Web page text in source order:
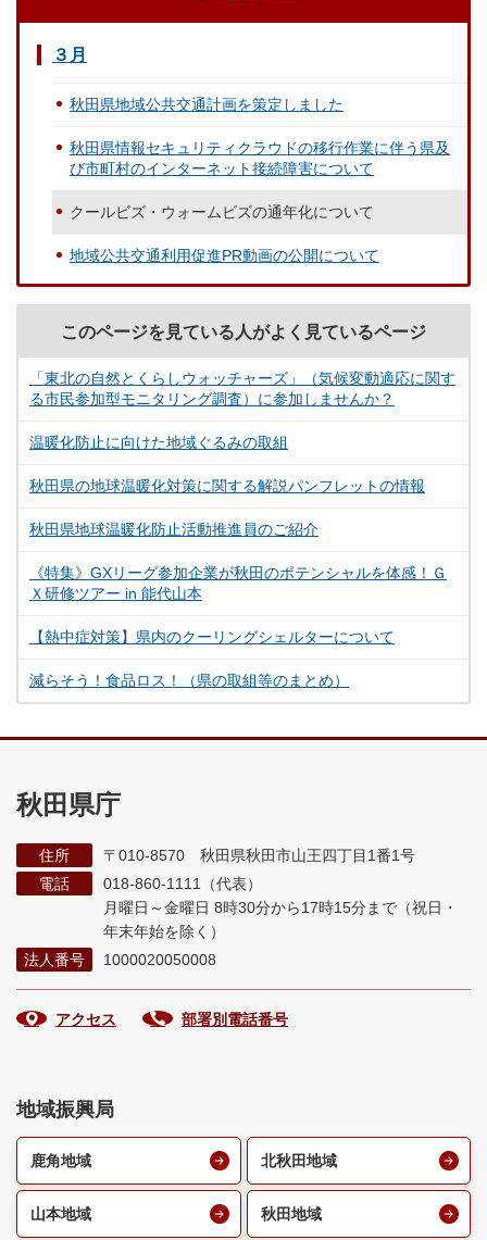
３月
秋田県地域公共交通計画を策定しました
秋田県情報セキュリティクラウドの移行作業に伴う県及
び市町村のインターネット接続障害について
クールビズ・ウォームビズの通年化について
地域公共交通利用促進PR動画の公開について
このページを見ている人がよく見ているページ
「東北の自然とくらしウォッチャーズ」（気候変動適応に関す
る市民参加型モニタリング調査）に参加しませんか？
温暖化防止に向けた地域ぐるみの取組
秋田県の地球温暖化対策に関する解説パンフレットの情報
秋田県地球温暖化防止活動推進員のご紹介
《特集》GXリーグ参加企業が秋田のポテンシャルを体感！Ｇ
Ｘ研修ツアー in 能代山本
【熱中症対策】県内のクーリングシェルターについて
減らそう！食品ロス！（県の取組等のまとめ）
秋田県庁
住所
〒010-8570 秋田県秋田市山王四丁目1番1号
電話
018-860-1111（代表）
月曜日～金曜日 8時30分から17時15分まで （祝日・
年末年始を除く）
法人番号
1000020050008
アクセス 部署別電話番号
地域振興局
鹿角地域 北秋田地域
山本地域 秋田地域